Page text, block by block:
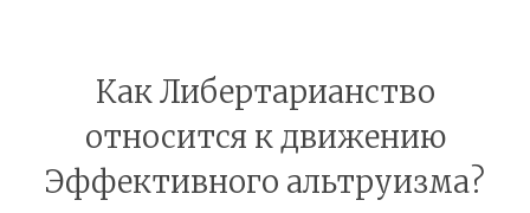
Как Либертарианство
относится к движению
Эффективного альтруизма?